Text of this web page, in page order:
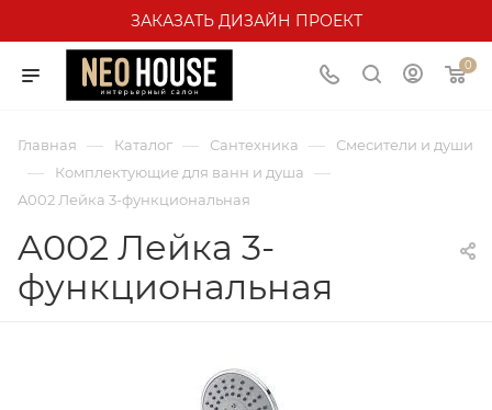
ЗАКАЗАТЬ ДИЗАЙН ПРОЕКТ
0
Главная — Каталог — Сантехника — Смесители и души
— Комплектующие для ванн и душа —
A002 Лейка 3-функциональная
A002 Лейка 3-
функциональная